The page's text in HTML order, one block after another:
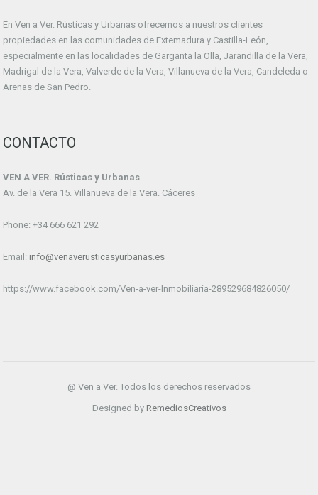
En Ven a Ver. Rústicas y Urbanas ofrecemos a nuestros clientes
propiedades en las comunidades de Extemadura y Castilla-León,
especialmente en las localidades de Garganta la Olla, Jarandilla de la Vera,
Madrigal de la Vera, Valverde de la Vera, Villanueva de la Vera, Candeleda o
Arenas de San Pedro.
CONTACTO
VEN A VER. Rústicas y Urbanas
Av. de la Vera 15. Villanueva de la Vera. Cáceres
Phone: +34 666 621 292
Email: info@venaverusticasyurbanas.es
https://www.facebook.com/Ven-a-ver-Inmobiliaria-289529684826050/
@ Ven a Ver. Todos los derechos reservados
Designed by RemediosCreativos